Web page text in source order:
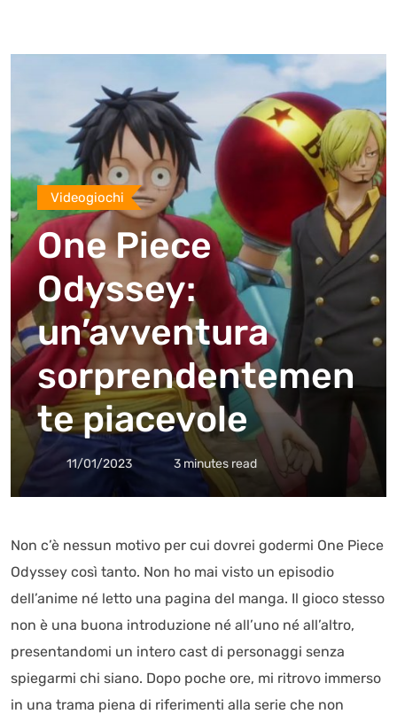
Videogiochi
One Piece
Odyssey:
un’avventura
sorprendentemen
te piacevole
11/01/2023 3 minutes read
Non c’è nessun motivo per cui dovrei godermi One Piece
Odyssey così tanto. Non ho mai visto un episodio
dell’anime né letto una pagina del manga. Il gioco stesso
non è una buona introduzione né all’uno né all’altro,
presentandomi un intero cast di personaggi senza
spiegarmi chi siano. Dopo poche ore, mi ritrovo immerso
in una trama piena di riferimenti alla serie che non